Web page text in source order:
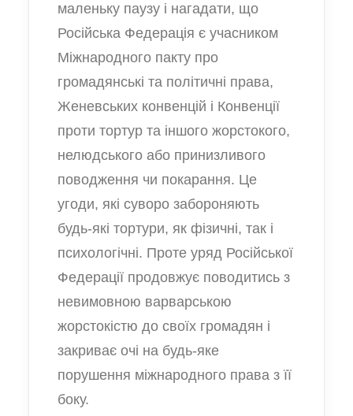
маленьку паузу і нагадати, що
Російська Федерація є учасником
Міжнародного пакту про
громадянські та політичні права,
Женевських конвенцій і Конвенції
проти тортур та іншого жорстокого,
нелюдського або принизливого
поводження чи покарання. Це
угоди, які суворо забороняють
будь-які тортури, як фізичні, так і
психологічні. Проте уряд Російської
Федерації продовжує поводитись з
невимовною варварською
жорстокістю до своїх громадян і
закриває очі на будь-яке
порушення міжнародного права з її
боку.